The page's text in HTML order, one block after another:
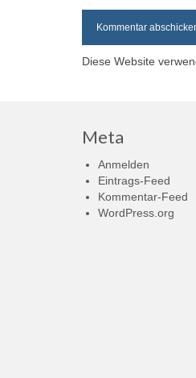
Diese Website
Meta
Anmelden
Eintrags-Feed
Kommentar-Feed
WordPress.org